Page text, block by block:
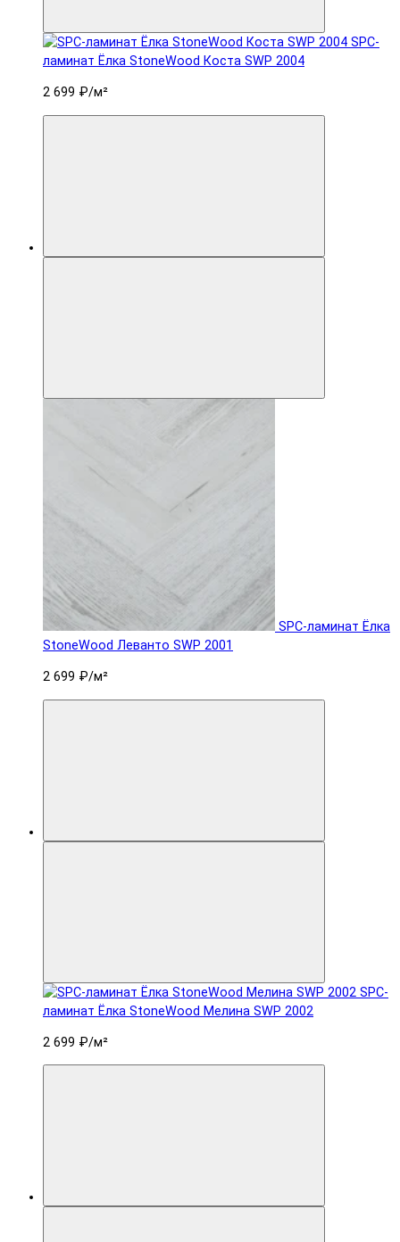
SPC-
ламинат Ëлка StoneWood Коста SWP 2004
2 699 ₽/м²
SPC-ламинат Ëлка
StoneWood Леванто SWP 2001
2 699 ₽/м²
SPC-
ламинат Ëлка StoneWood Мелина SWP 2002
2 699 ₽/м²